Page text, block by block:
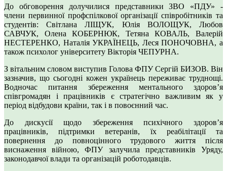
До обговорення долучилися представники ЗВО «ПДУ» -
члени первинної профспілкової організації співробітників та
студентів: Світлана ЛІЩУК, Юлія ВОЛОЩУК, Любов
САВЧУК, Олена КОБЕРНЮК, Тетяна КОВАЛЬ, Валерій
НЕСТЕРЕНКО, Наталія УКРАЇНЕЦЬ, Леся ПОНОЧОВНА, а
також психолог університету Вікторія ЧЕПУРНА.
З вітальним словом виступив Голова ФПУ Сергій БИЗОВ. Він
зазначив, що сьогодні кожен українець переживає труднощі.
Водночас питання збереження ментального здоров’я
співгромадян і працівників є стратегічно важливим як у
період відбудови країни, так і в повоєнний час.
До дискусії щодо збереження психічного здоров’я
працівників, підтримки ветеранів, їх реабілітації та
повернення до повноцінного трудового життя після
виснаження війною, ФПУ залучила представників Уряду,
законодавчої влади та організацій роботодавців.